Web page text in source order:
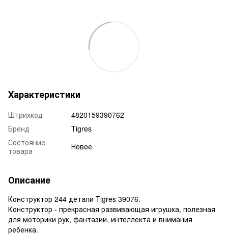
Характеристики
Штрихкод
4820159390762
Бренд
Tigres
Состояние
товара
Новое
Описание
Конструктор 244 детали Tigres 39076.
Конструктор - прекрасная развивающая игрушка, полезная
для моторики рук, фантазии, интеллекта и внимания
ребенка.